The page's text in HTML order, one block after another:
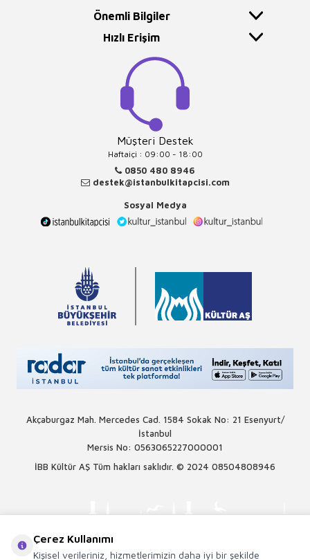
Önemli Bilgiler
Hızlı Erişim
Müşteri Destek
Haftaiçi : 09:00 - 18:00
0850 480 8946
destek@istanbulkitapcisi.com
Sosyal Medya
Akçaburgaz Mah. Mercedes Cad. 1584 Sokak No: 21 Esenyurt/
İstanbul
Mersis No: 0563065227000001
İBB Kültür AŞ Tüm hakları saklıdır. © 2024 08504808946
Çerez Kullanımı
Kişisel verileriniz, hizmetlerimizin daha iyi bir şekilde